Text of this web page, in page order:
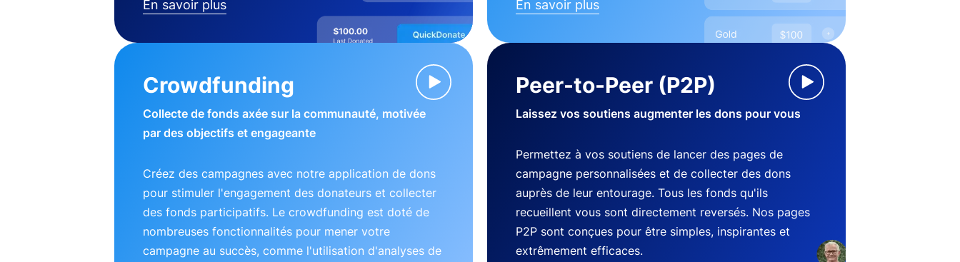
En savoir plus En savoir plus
Crowdfunding
Collecte de fonds axée sur la communauté, motivée
par des objectifs et engageante
Créez des campagnes avec notre application de dons
pour stimuler l'engagement des donateurs et collecter
des fonds participatifs. Le crowdfunding est doté de
nombreuses fonctionnalités pour mener votre
campagne au succès, comme l'utilisation d'analyses de
Peer-to-Peer (P2P)
Laissez vos soutiens augmenter les dons pour vous
Permettez à vos soutiens de lancer des pages de
campagne personnalisées et de collecter des dons
auprès de leur entourage. Tous les fonds qu'ils
recueillent vous sont directement reversés. Nos pages
P2P sont conçues pour être simples, inspirantes et
extrêmement efficaces.